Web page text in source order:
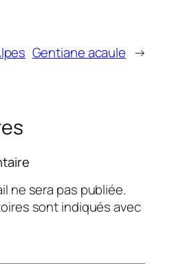
Gentiane acaule →
ne sera pas publiée.
sont indiqués avec